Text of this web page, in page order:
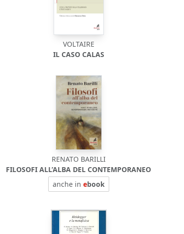
VOLTAIRE
IL CASO CALAS
RENATO BARILLI
FILOSOFI ALL’ALBA DEL CONTEMPORANEO
anche in ebook